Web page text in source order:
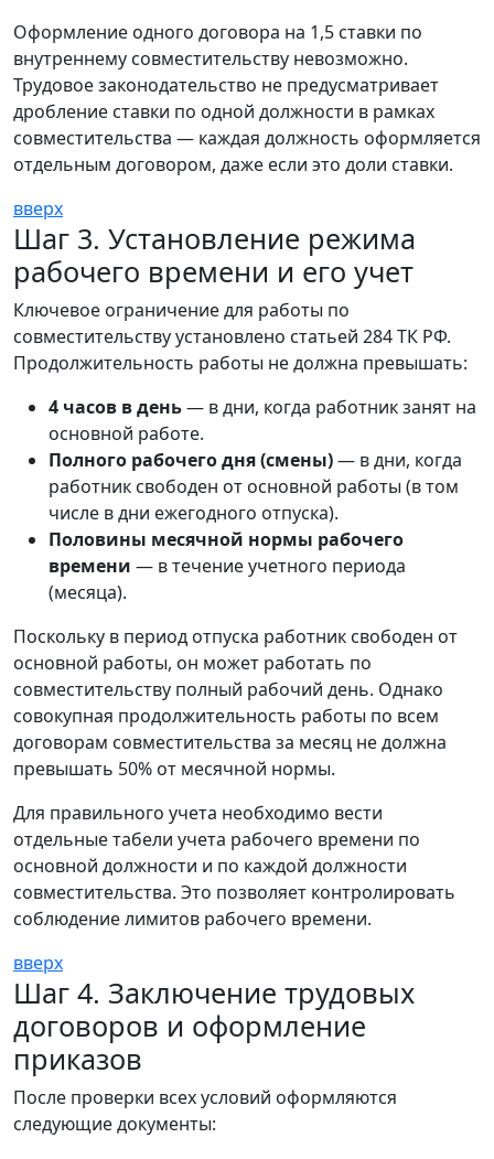
Оформление одного договора на 1,5 ставки по
внутреннему совместительству невозможно.
Трудовое законодательство не предусматривает
дробление ставки по одной должности в рамках
совместительства — каждая должность оформляется
отдельным договором, даже если это доли ставки.
вверх
Шаг 3. Установление режима
рабочего времени и его учет
Ключевое ограничение для работы по
совместительству установлено статьей 284 ТК РФ.
Продолжительность работы не должна превышать:
4 часов в день— в дни, когда работник занят на
основной работе.
Полного рабочего дня (смены)— в дни, когда
работник свободен от основной работы (в том
числе в дни ежегодного отпуска).
Половины месячной нормы рабочего
времени — в течение учетного периода
(месяца).
Поскольку в период отпуска работник свободен от
основной работы, он может работать по
совместительству полный рабочий день. Однако
совокупная продолжительность работы по всем
договорам совместительства за месяц не должна
превышать 50% от месячной нормы.
Для правильного учета необходимо вести
отдельные табели учета рабочего времени по
основной должности и по каждой должности
совместительства. Это позволяет контролировать
соблюдение лимитов рабочего времени.
вверх
Шаг 4. Заключение трудовых
договоров и оформление
приказов
После проверки всех условий оформляются
следующие документы: